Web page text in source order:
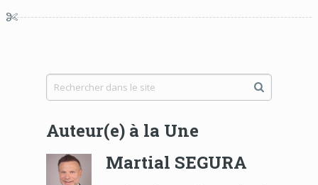
Auteur(e) à la Une
Martial SEGURA